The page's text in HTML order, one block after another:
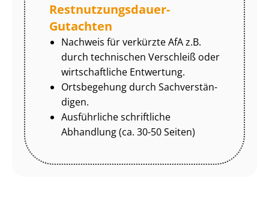
Rest­nut­zungs­dau­er-
Gutachten
Nachweis für verkürzte AfA z.B.
durch technischen Verschleiß oder
wirtschaftliche Entwertung.
Ortsbegehung durch Sach­ver­stän­
di­gen.
Ausführliche schriftliche
Abhandlung (ca. 30-50 Seiten)